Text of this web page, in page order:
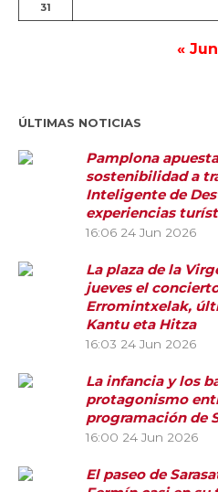
31
« Jun
ÚLTIMAS NOTICIAS
Pamplona
sostenibilidad a
Inteligente de
experiencias
16:06 24 Jun 2026
La plaza de la
jueves el
Erromintxelak,
Kantu eta Hitza
16:03 24 Jun 2026
La infancia y los
protagonismo
programación de
16:00 24 Jun 2026
El paseo de